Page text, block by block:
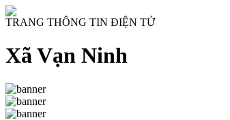
TRANG THÔNG TIN ĐIỆN TỬ
Xã Vạn Ninh